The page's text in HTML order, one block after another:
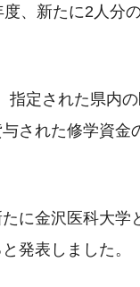
度、新たに2人分
指定された県内
された修学資金
に金沢医科大学
発表しました。